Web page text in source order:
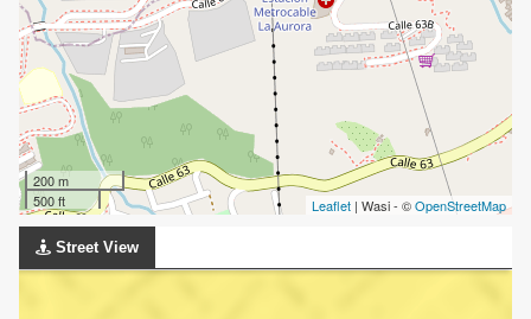
200 m
500 ft
Leaflet | Wasi - ©OpenStreetMap
Street View